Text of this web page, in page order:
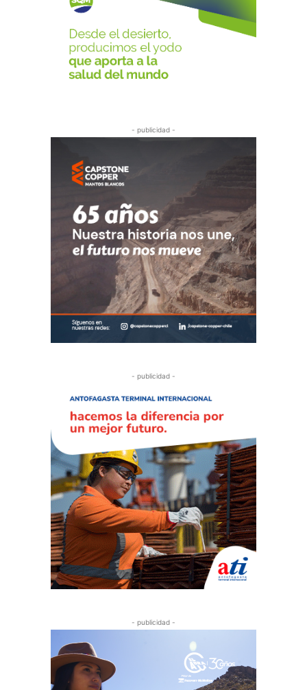
- publicidad -
- publicidad -
- publicidad -